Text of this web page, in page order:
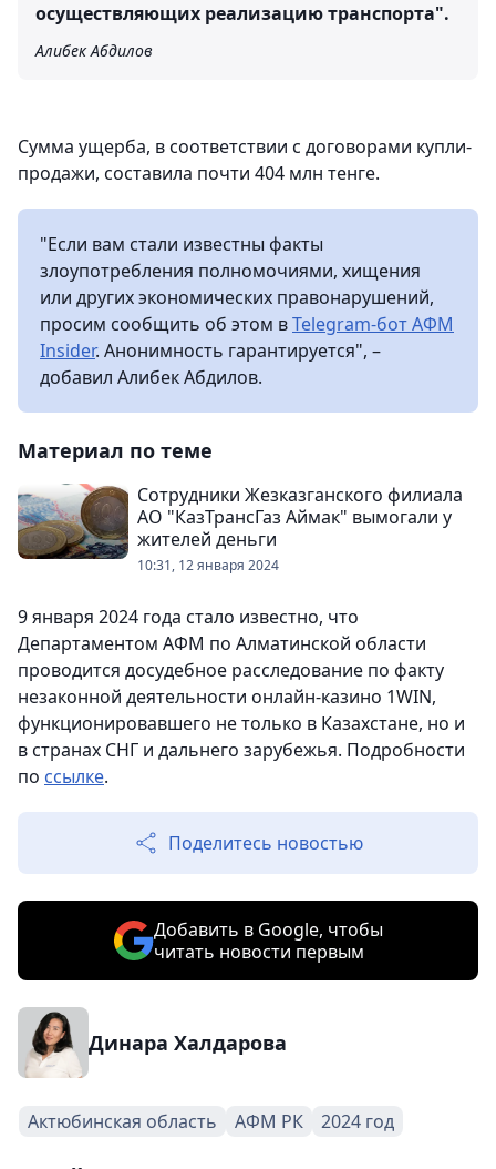
осуществляющих реализацию транспорта".
Алибек Абдилов
Сумма ущерба, в соответствии с договорами купли-
продажи, составила почти 404 млн тенге.
"Если вам стали известны факты
злоупотребления полномочиями, хищения
или других экономических правонарушений,
просим сообщить об этом вTelegram-бот АФМ
Insider. Анонимность гарантируется", –
добавил Алибек Абдилов.
Материал по теме
Сотрудники Жезказганского филиала
АО "КазТрансГаз Аймак" вымогали у
жителей деньги
10:31, 12 января 2024
9 января 2024 года стало известно, что
Департаментом АФМ по Алматинской области
проводится досудебное расследование по факту
незаконной деятельности онлайн-казино 1WIN,
функционировавшего не только в Казахстане, но и
в странах СНГ и дальнего зарубежья. Подробности
по ссылке.
Поделитесь новостью
Добавить в Google, чтобы
читать новости первым
Динара Халдарова
Актюбинская область АФМ РК 2024 год